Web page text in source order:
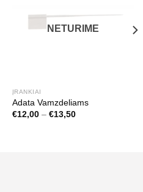
NETURIME
ĮRANKIAI
Adata Vamzdeliams
€12,00 – €13,50Price